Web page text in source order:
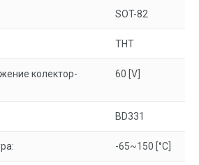
SOT-82
THT
колектор-
60 [V]
BD331
-65~150 [°C]